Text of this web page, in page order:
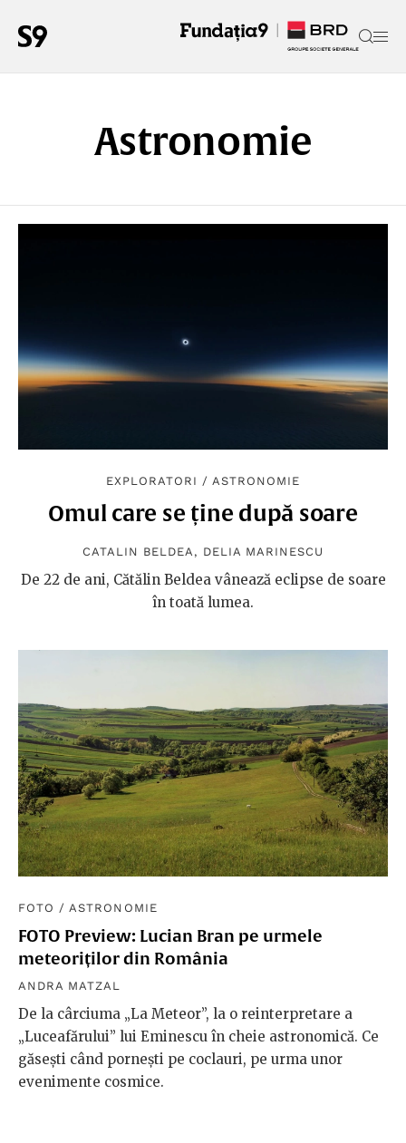
Astronomie
EXPLORATORI /ASTRONOMIE
Omul care se ține după soare
CATALIN BELDEA , DELIA MARINESCU
De 22 de ani, Cătălin Beldea vânează eclipse de soare
în toată lumea.
FOTO / ASTRONOMIE
FOTO Preview: Lucian Bran pe urmele
meteoriților din România
ANDRA MATZAL
De la cârciuma „La Meteor”, la o reinterpretare a
„Luceafărului” lui Eminescu în cheie astronomică. Ce
găsești când pornești pe coclauri, pe urma unor
evenimente cosmice.